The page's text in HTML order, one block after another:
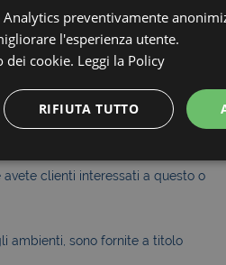
la compravendita di Immobili in
clienti interessati a questo o
ambienti, sono fornite a titolo
preventivamente
l'esperienza utente.
dei cookie. Leggi la Policy
RIFIUTA TUTTO
e Statistiche